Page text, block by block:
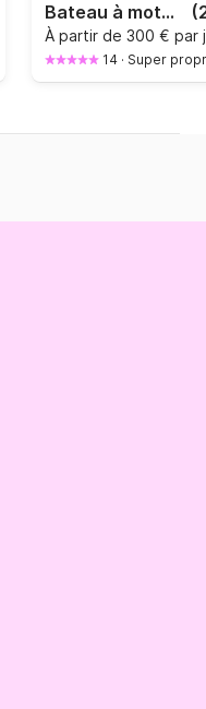
Bateau à moteur Quicksilver Activ 605 Open 150cv
À partir de 300 € par
14 · Super